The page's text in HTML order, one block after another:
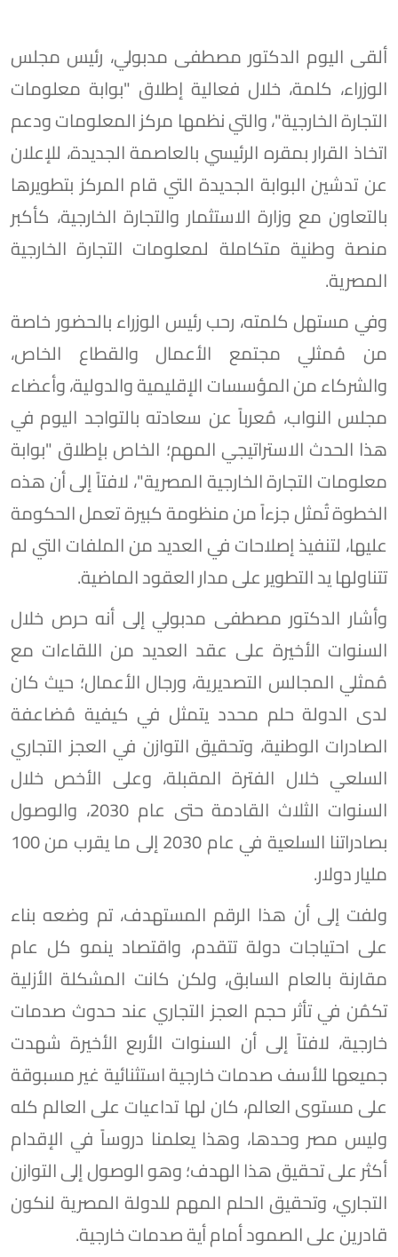
ألقى اليوم الدكتور مصطفى مدبولي، رئيس مجلس
الوزراء، كلمة، خلال فعالية إطلاق "بوابة معلومات
التجارة الخارجية"، والتي نظمها مركز المعلومات ودعم
اتخاذ القرار بمقره الرئيسي بالعاصمة الجديدة، للإعلان
عن تدشين البوابة الجديدة التي قام المركز بتطويرها
بالتعاون مع وزارة الاستثمار والتجارة الخارجية، كأكبر
منصة وطنية متكاملة لمعلومات التجارة الخارجية
المصرية.
وفي مستهل كلمته، رحب رئيس الوزراء بالحضور خاصة
من مُمثلي مجتمع الأعمال والقطاع الخاص،
والشركاء من المؤسسات الإقليمية والدولية، وأعضاء
مجلس النواب، مُعرباً عن سعادته بالتواجد اليوم في
هذا الحدث الاستراتيجي المهم؛ الخاص بإطلاق "بوابة
معلومات التجارة الخارجية المصرية"، لافتاً إلى أن هذه
الخطوة تُمثل جزءاً من منظومة كبيرة تعمل الحكومة
عليها، لتنفيذ إصلاحات في العديد من الملفات التي لم
تتناولها يد التطوير على مدار العقود الماضية.
وأشار الدكتور مصطفى مدبولي إلى أنه حرص خلال
السنوات الأخيرة على عقد العديد من اللقاءات مع
مُمثلي المجالس التصديرية، ورجال الأعمال؛ حيث كان
لدى الدولة حلم محدد يتمثل في كيفية مُضاعفة
الصادرات الوطنية، وتحقيق التوازن في العجز التجاري
السلعي خلال الفترة المقبلة، وعلى الأخص خلال
السنوات الثلاث القادمة حتى عام 2030، والوصول
بصادراتنا السلعية في عام 2030 إلى ما يقرب من 100
مليار دولار.
ولفت إلى أن هذا الرقم المستهدف، تم وضعه بناء
على احتياجات دولة تتقدم، واقتصاد ينمو كل عام
مقارنة بالعام السابق، ولكن كانت المشكلة الأزلية
تكمُن في تأثر حجم العجز التجاري عند حدوث صدمات
خارجية، لافتاً إلى أن السنوات الأربع الأخيرة شهدت
جميعها للأسف صدمات خارجية استثنائية غير مسبوقة
على مستوى العالم، كان لها تداعيات على العالم كله
وليس مصر وحدها، وهذا يعلمنا دروساً في الإقدام
أكثر على تحقيق هذا الهدف؛ وهو الوصول إلى التوازن
التجاري، وتحقيق الحلم المهم للدولة المصرية لنكون
قادرين على الصمود أمام أية صدمات خارجية.